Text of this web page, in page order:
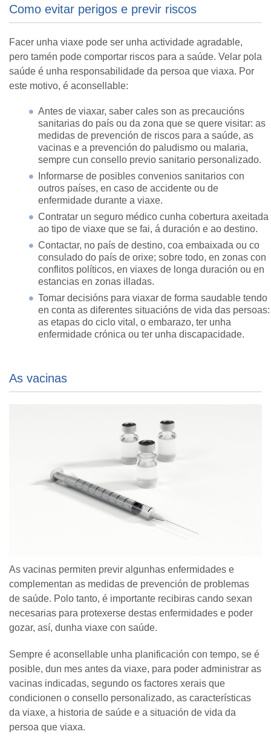
Como evitar perigos e previr riscos
Facer unha viaxe pode ser unha actividade agradable,
pero tamén pode comportar riscos para a saúde. Velar pola
saúde é unha responsabilidade da persoa que viaxa. Por
este motivo, é aconsellable:
Antes de viaxar, saber cales son as precaucións
sanitarias do país ou da zona que se quere visitar: as
medidas de prevención de riscos para a saúde, as
vacinas e a prevención do paludismo ou malaria,
sempre cun consello previo sanitario personalizado.
Informarse de posibles convenios sanitarios con
outros países, en caso de accidente ou de
enfermidade durante a viaxe.
Contratar un seguro médico cunha cobertura axeitada
ao tipo de viaxe que se fai, á duración e ao destino.
Contactar, no país de destino, coa embaixada ou co
consulado do país de orixe; sobre todo, en zonas con
conflitos políticos, en viaxes de longa duración ou en
estancias en zonas illadas.
Tomar decisións para viaxar de forma saudable tendo
en conta as diferentes situacións de vida das persoas:
as etapas do ciclo vital, o embarazo, ter unha
enfermidade crónica ou ter unha discapacidade.
As vacinas
As vacinas permiten previr algunhas enfermidades e
complementan as medidas de prevención de problemas
de saúde. Polo tanto, é importante recibiras cando sexan
necesarias para protexerse destas enfermidades e poder
gozar, así, dunha viaxe con saúde.
Sempre é aconsellable unha planificación con tempo, se é
posible, dun mes antes da viaxe, para poder administrar as
vacinas indicadas, segundo os factores xerais que
condicionen o consello personalizado, as características
da viaxe, a historia de saúde e a situación de vida da
persoa que viaxa.